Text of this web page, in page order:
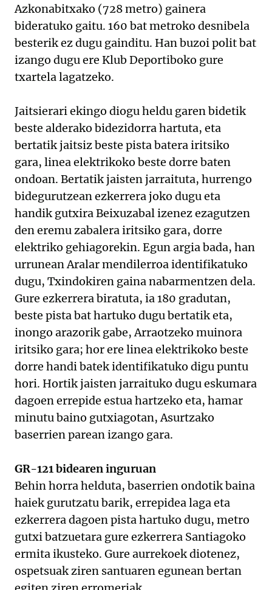
Azkonabitxako (728 metro) gainera
bideratuko gaitu. 160 bat metroko desnibela
besterik ez dugu gainditu. Han buzoi polit bat
izango dugu ere Klub Deportiboko gure
txartela lagatzeko.
Jaitsierari ekingo diogu heldu garen bidetik
beste alderako bidezidorra hartuta, eta
bertatik jaitsiz beste pista batera iritsiko
gara, linea elektrikoko beste dorre baten
ondoan. Bertatik jaisten jarraituta, hurrengo
bidegurutzean ezkerrera joko dugu eta
handik gutxira Beixuzabal izenez ezagutzen
den eremu zabalera iritsiko gara, dorre
elektriko gehiagorekin. Egun argia bada, han
urrunean Aralar mendilerroa identifikatuko
dugu, Txindokiren gaina nabarmentzen dela.
Gure ezkerrera biratuta, ia 180 gradutan,
beste pista bat hartuko dugu bertatik eta,
inongo arazorik gabe, Arraotzeko muinora
iritsiko gara; hor ere linea elektrikoko beste
dorre handi batek identifikatuko digu puntu
hori. Hortik jaisten jarraituko dugu eskumara
dagoen errepide estua hartzeko eta, hamar
minutu baino gutxiagotan, Asurtzako
baserrien parean izango gara.
GR-121 bidearen inguruan
Behin horra helduta, baserrien ondotik baina
haiek gurutzatu barik, errepidea laga eta
ezkerrera dagoen pista hartuko dugu, metro
gutxi batzuetara gure ezkerrera Santiagoko
ermita ikusteko. Gure aurrekoek diotenez,
ospetsuak ziren santuaren egunean bertan